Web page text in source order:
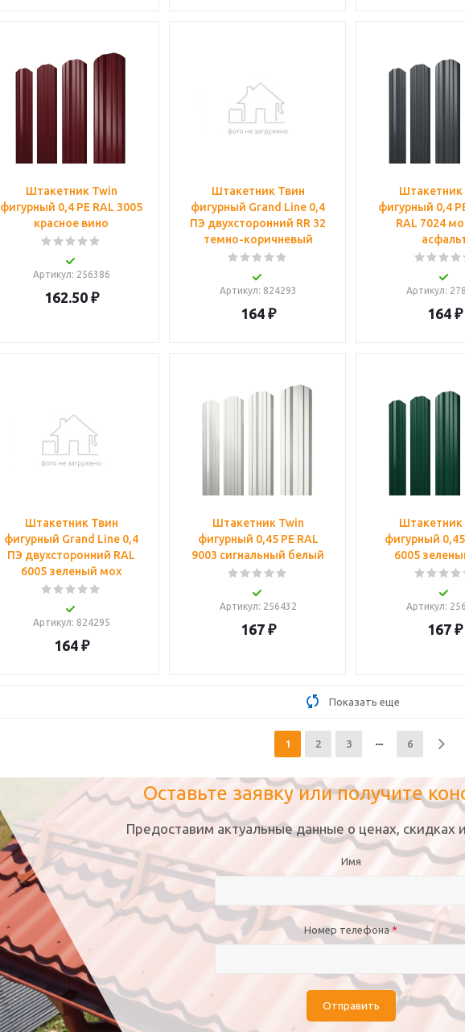
Штакетник Twin
фигурный 0,4 PE RAL 3005
красное вино
Артикул: 256386
162.50₽
Штакетник Твин
фигурный Grand Line 0,4
ПЭ двухсторонний RR 32
темно-коричневый
Артикул: 824293
164₽
Штакетник
фигурный 0,4
RAL 7024
Артикул:
164₽
Штакетник Твин
фигурный Grand Line 0,4
ПЭ двухсторонний RAL
6005 зеленый мох
Артикул: 824295
164₽
Штакетник Twin
фигурный 0,45 PE RAL
9003 сигнальный белый
Артикул: 256432
167₽
Штакетник
фигурный 0,45
6005
Артикул:
167₽
Показать еще
1 2 3 6
Оставьте заявку или получите
Предоставим актуальные данные о ценах, скидках
Имя
Номер телефона*
Отправить